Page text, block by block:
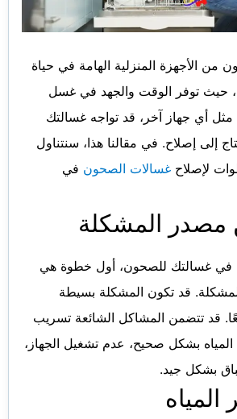
من الأجهزة المنزلية الهامة في حياة
حيث توفر الوقت والجهد في غسل
مثل أي جهاز آخر، قد تواجه غسالتك
إلى إصلاح. في مقالنا هذا، سنتناول
لإصلاح غسالات الصحون في
مصدر المشكلة
في غسالتك للصحون، أول خطوة هي
قد تكون المشكلة بسيطة
قد تتضمن المشاكل الشائعة تسريب
بشكل صحيح، عدم تشغيل الجهاز،
بشكل جيد.